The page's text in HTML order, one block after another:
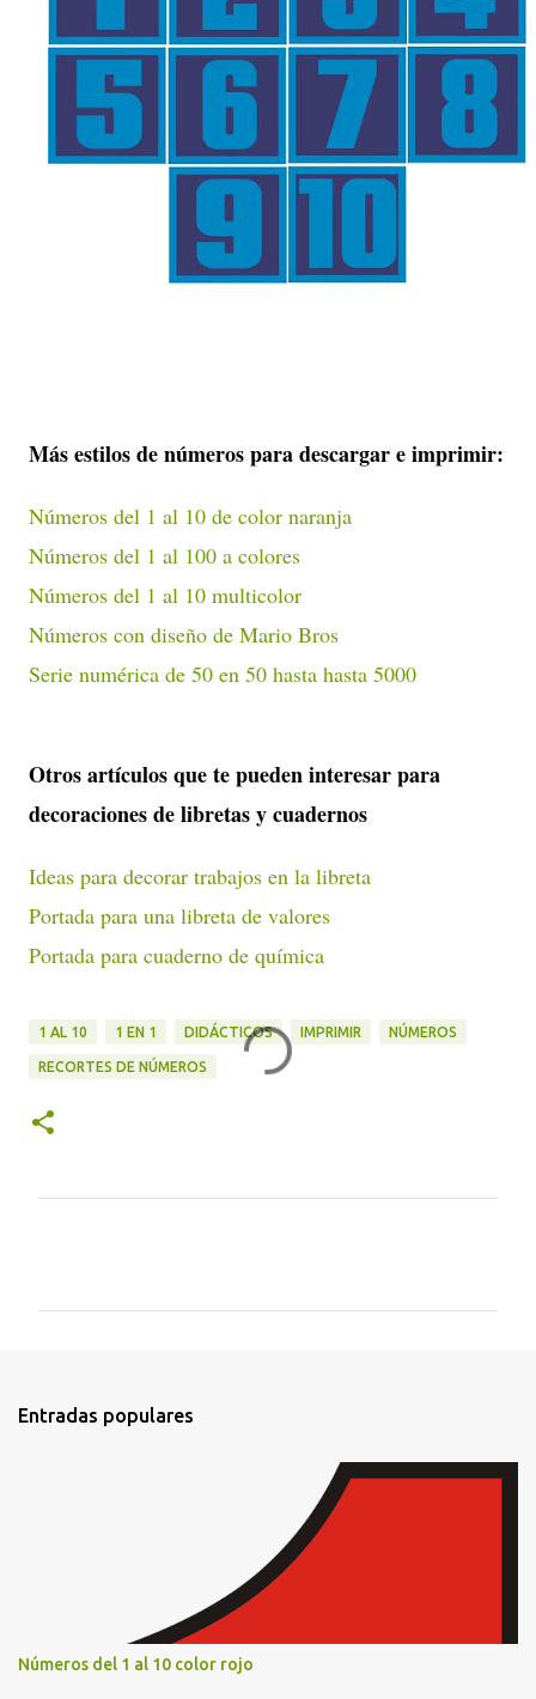
Más estilos de números para descargar e imprimir:
Números del 1 al 10 de color naranja
Números del 1 al 100 a colores
Números del 1 al 10 multicolor
Números con diseño de Mario Bros
Serie numérica de 50 en 50 hasta hasta 5000
Otros artículos que te pueden interesar para
decoraciones de libretas y cuadernos
Ideas para decorar trabajos en la libreta
Portada para una libreta de valores
Portada para cuaderno de química
1 AL 10 1 EN 1 DIDÁCTICOS IMPRIMIR NÚMEROS
RECORTES DE NÚMEROS
t
Entradas populares
Números del 1 al 10 color rojo